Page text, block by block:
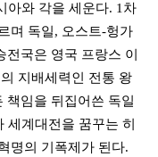
아와 각을 세운다. 1차
며 독일, 오스트-헝가
국은 영국 프랑스 이
지배세력인 전통 왕
책임을 뒤집어쓴 독일
세계대전을 꿈꾸는 히
명의 기폭제가 된다.